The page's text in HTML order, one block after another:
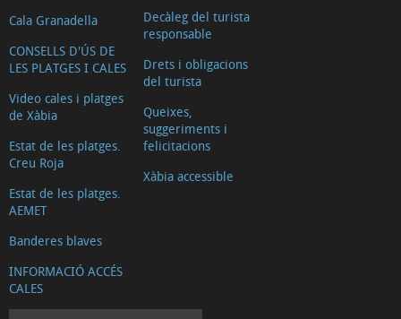
Cala Granadella
CONSELLS D'ÚS DE
LES PLATGES I CALES
Video cales i platges
de Xàbia
Estat de les platges.
Creu Roja
Estat de les platges.
AEMET
Banderes blaves
INFORMACIÓ ACCÉS
CALES
Decàleg del turista
responsable
Drets i obligacions
del turista
Queixes,
suggeriments i
felicitacions
Xàbia accessible